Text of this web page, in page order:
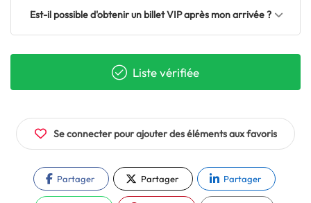
Est-il possible d'obtenir un billet VIP après mon arrivée ?
Liste vérifiée
Se connecter pour ajouter des éléments aux favoris
Partager Partager Partager